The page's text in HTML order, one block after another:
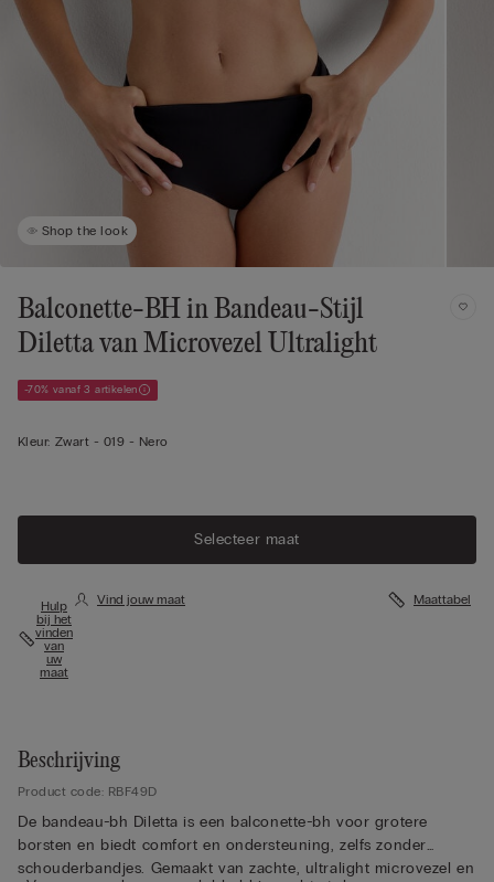
Shop the look
Balconette-BH in Bandeau-Stijl
Diletta van Microvezel Ultralight
-70% vanaf 3 artikelen
Kleur: Zwart - 019 - Nero
Selecteer maat
Hulp
bij het
vinden
van
uw
maat
Vind jouw maat Maattabel
Beschrijving
Product code: RBF49D
De bandeau-bh Diletta is een balconette-bh voor grotere
borsten en biedt comfort en ondersteuning, zelfs zonder
schouderbandjes. Gemaakt van zachte, ultralight microvezel en